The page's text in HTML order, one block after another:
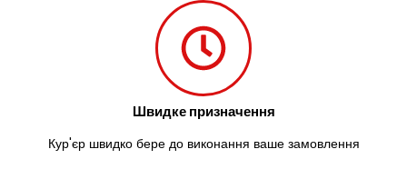
Швидке призначення
Кур'єр швидко бере до виконання ваше замовлення